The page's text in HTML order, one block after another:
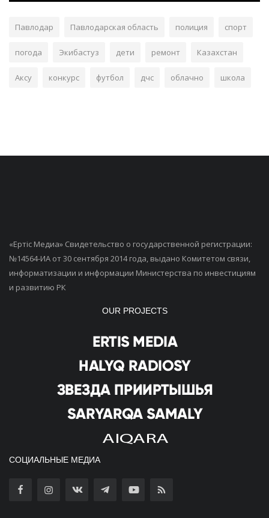
Павлодар Павлодарская область полиция спорт
погода Экибастуз дети ремонт Казахстан
Аксу конкурс футбол дчс облачно школа
«Ертiс Медиа» Свидетельство о государственной регистрации:
№14564-ИА от 30 сентября 2014 года, выдано Комитетом связи,
информатизации и информации Министерства по инвестициям
и развитию РК
OUR PROJECTS
СОЦИАЛЬНЫЕ МЕДИА